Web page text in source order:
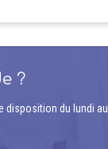
?
disposition du lundi au